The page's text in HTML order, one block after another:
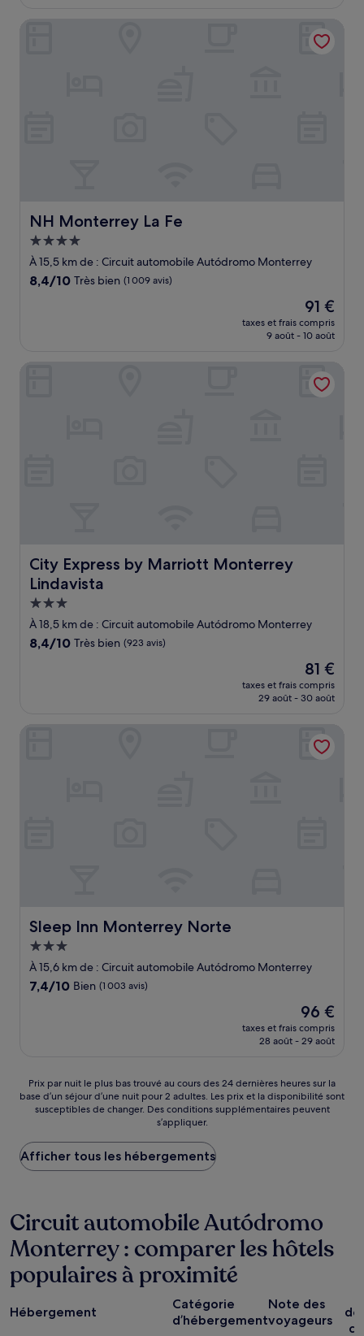
de
82 €
NH Monterrey La Fe
NH Monterrey La Fe
Hébergement
4.0 étoiles
À 15,5 km de : Circuit automobile Autódromo Monterrey
8.4
8,4/10 Très bien (1 009 avis)
Le
nouveau
prix
de
91 €
91 €
taxes et frais compris
9 août - 10 août
City Express by Marriott Monterrey
Lindavista
City Express by Marriott Monterrey Lindavista
Hébergement
3.0 étoiles
À 18,5 km de : Circuit automobile Autódromo Monterrey
8.4
8,4/10 Très bien (923 avis)
Le
nouveau
prix
de
81 €
81 €
taxes et frais compris
29 août - 30 août
Sleep Inn Monterrey Norte
Sleep Inn Monterrey Norte
Hébergement
3.0 étoiles
À 15,6 km de : Circuit automobile Autódromo Monterrey
7.4
7,4/10 Bien (1 003 avis)
Le
nouveau
prix
96 €
96 €
taxes et frais compris
28 août - 29 août
Prix
par
nuit
plus
bas
trouvé
des
24 dernières
heures
sur
la
base
séjour
Prix par nuit le plus bas trouvé au cours des 24 dernières heures sur la
base d’un séjour d’une nuit pour 2 adultes. Les prix et la disponibilité sont
susceptibles de changer. Des conditions supplémentaires peuvent
s’appliquer.
Afficher tous les hébergements
Circuit automobile Autódromo
Monterrey : comparer les hôtels
populaires à proximité
Hébergement
Catégorie
d’hébergement
Note des
voyageurs